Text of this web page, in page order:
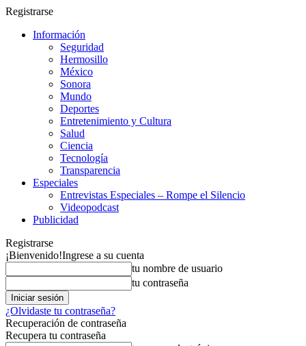
Registrarse
Información
Seguridad
Hermosillo
México
Sonora
Mundo
Deportes
Entretenimiento y Cultura
Salud
Ciencia
Tecnología
Transparencia
Especiales
Entrevistas Especiales – Rompe el Silencio
Videopodcast
Publicidad
Registrarse
¡Bienvenido!Ingrese a su cuenta
tu nombre de usuario
tu contraseña
¿Olvidaste tu contraseña?
Recuperación de contraseña
Recupera tu contraseña